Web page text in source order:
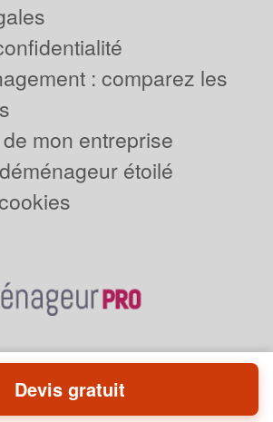
: comparez les
mon entreprise
étoilé
byPlus que pro
Devis gratuit